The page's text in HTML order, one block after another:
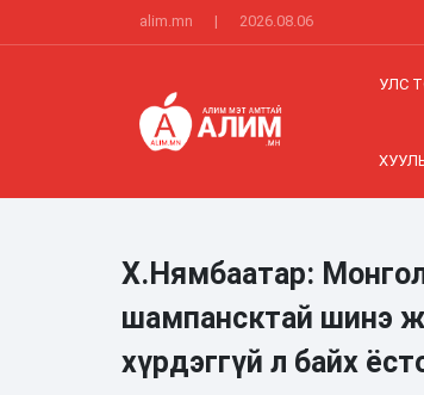
alim.mn | 2026.08.06
УЛС
Х.Нямбаатар:
шампансктай шинэ
хүрдэггүй л байх